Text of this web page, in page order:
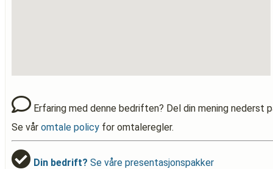
Erfaring med denne bedriften? Del din mening nederst
Se vår omtale policy for omtaleregler.
Din bedrift? Se våre presentasjonspakker